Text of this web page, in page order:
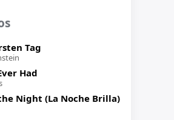
Tag
Had
Night (La Noche Brilla)